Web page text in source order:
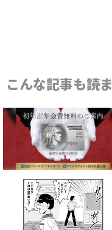
こんな記事も読